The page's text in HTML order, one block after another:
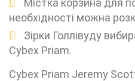
Містка корзина для
необхідності можна
Зірки Голлівуду
Cybex Priam.
Cybex Priam Jeremy